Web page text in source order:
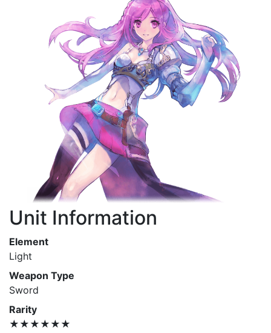
Unit Information
Element
Light
Weapon Type
Sword
Rarity
★★★★★★